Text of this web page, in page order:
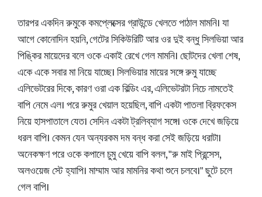
তারপর একদিন রুমুকে কমপ্লেক্সের গ্রাউন্ডে খেলতে পাঠাল মামনি। যা
আগে কোনোদিন হয়নি, গেটের সিকিউরিটি আর ওর দুই বন্ধু সিলভিয়া আর
পিঙ্কির মায়েদের বলে ওকে একাই রেখে গেল মামনি। ছোটদের খেলা শেষ,
একে একে সবার মা নিয়ে যাচ্ছে। সিলভিয়ার মায়ের সঙ্গে রুমু যাচ্ছে
এলিভেটরের দিকে, কারণ ওরা এক বিল্ডিং এর, এলিভেটরটা নিচে নামতেই
বাপি নেমে এল। পরে রুমুর খেয়াল হয়েছিল, বাপি একটা পাতলা ব্রিফকেস
নিয়ে হাসপাতালে যেত। সেদিন একটা ট্রলিব্যাগ সঙ্গে। ওকে দেখে জড়িয়ে
ধরল বাপি। কেমন যেন অন্যরকম দম বন্ধ করা সেই জড়িয়ে ধরাটা।
অনেকক্ষণ পরে ওকে কপালে চুমু খেয়ে বাপি বলল, "রু মাই প্রিন্সেস,
অলওয়েজ স্টে হ্যাপি। মাম্মাম আর মামনির কথা শুনে চলবে।" ছুটে চলে
গেল বাপি।